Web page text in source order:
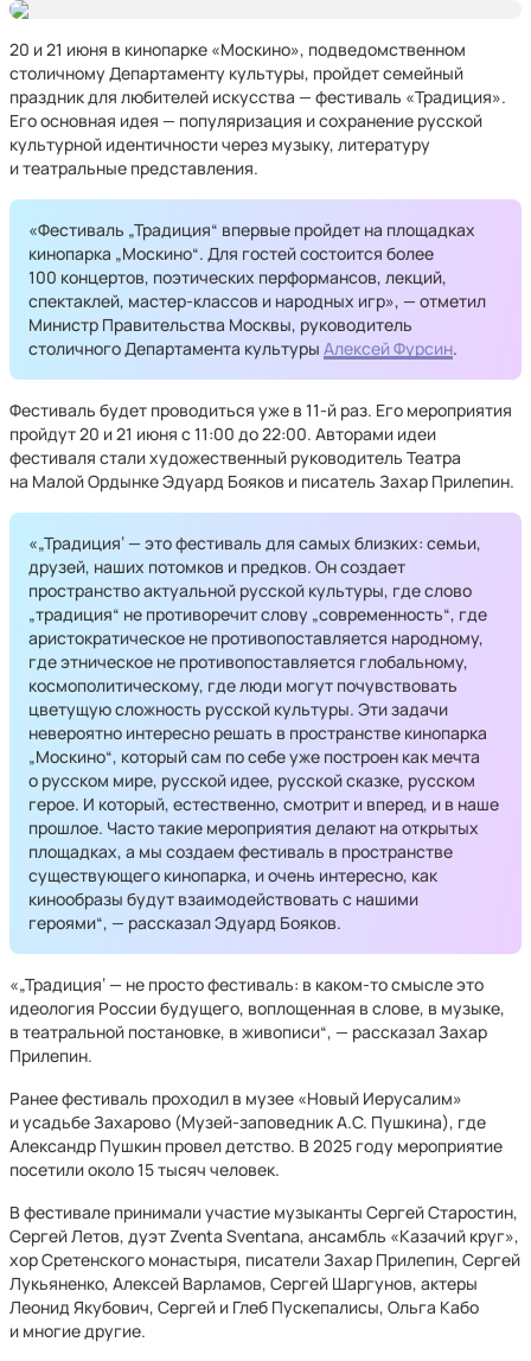
20 и 21 июня в кинопарке «Москино», подведомственном
столичному Департаменту культуры, пройдет семейный
праздник для любителей искусства — фестиваль «Традиция».
Его основная идея — популяризация и сохранение русской
культурной идентичности через музыку, литературу
и театральные представления.
«Фестиваль „Традиция“ впервые пройдет на площадках
кинопарка „Москино“. Для гостей состоится более
100 концертов, поэтических перформансов, лекций,
спектаклей, мастер-классов и народных игр», — отметил
Министр Правительства Москвы, руководитель
столичного Департамента культуры Алексей Фурсин.
Фестиваль будет проводиться уже в 11-й раз. Его мероприятия
пройдут 20 и 21 июня с 11:00 до 22:00. Авторами идеи
фестиваля стали художественный руководитель Театра
на Малой Ордынке Эдуард Бояков и писатель Захар Прилепин.
«„Традиция‘ — это фестиваль для самых близких: семьи,
друзей, наших потомков и предков. Он создает
пространство актуальной русской культуры, где слово
„традиция“ не противоречит слову „современность“, где
аристократическое не противопоставляется народному,
где этническое не противопоставляется глобальному,
космополитическому, где люди могут почувствовать
цветущую сложность русской культуры. Эти задачи
невероятно интересно решать в пространстве кинопарка
„Москино“, который сам по себе уже построен как мечта
о русском мире, русской идее, русской сказке, русском
герое. И который, естественно, смотрит и вперед, и в наше
прошлое. Часто такие мероприятия делают на открытых
площадках, а мы создаем фестиваль в пространстве
существующего кинопарка, и очень интересно, как
кинообразы будут взаимодействовать с нашими
героями“, — рассказал Эдуард Бояков.
«„Традиция‘ — не просто фестиваль: в каком-то смысле это
идеология России будущего, воплощенная в слове, в музыке,
в театральной постановке, в живописи“, — рассказал Захар
Прилепин.
Ранее фестиваль проходил в музее «Новый Иерусалим»
и усадьбе Захарово (Музей-заповедник А.С. Пушкина), где
Александр Пушкин провел детство. В 2025 году мероприятие
посетили около 15 тысяч человек.
В фестивале принимали участие музыканты Сергей Старостин,
Сергей Летов, дуэт Zventa Sventana, ансамбль «Казачий круг»,
хор Сретенского монастыря, писатели Захар Прилепин, Сергей
Лукьяненко, Алексей Варламов, Сергей Шаргунов, актеры
Леонид Якубович, Сергей и Глеб Пускепалисы, Ольга Кабо
и многие другие.